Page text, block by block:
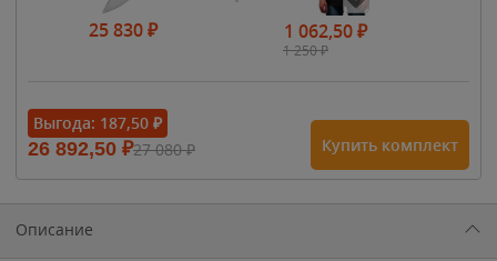
25 830₽ 1 062,50₽
1 250₽
1 900₽1 900₽
Выгода: 187,50 ₽
26 892,50 ₽27 080₽ Купить комплект
Описание